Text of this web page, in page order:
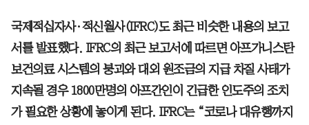
국제적십자사·적신월사(IFRC)도 최근 비슷한 내용의 보고
서를 발표했다. IFRC의 최근 보고서에 따르면 아프가니스탄
보건의료 시스템의 붕괴와 대외 원조금의 지급 차질 사태가
지속될 경우 1800만명의 아프간인이 긴급한 인도주의 조치
가 필요한 상황에 놓이게 된다. IFRC는 “코로나 대유행까지